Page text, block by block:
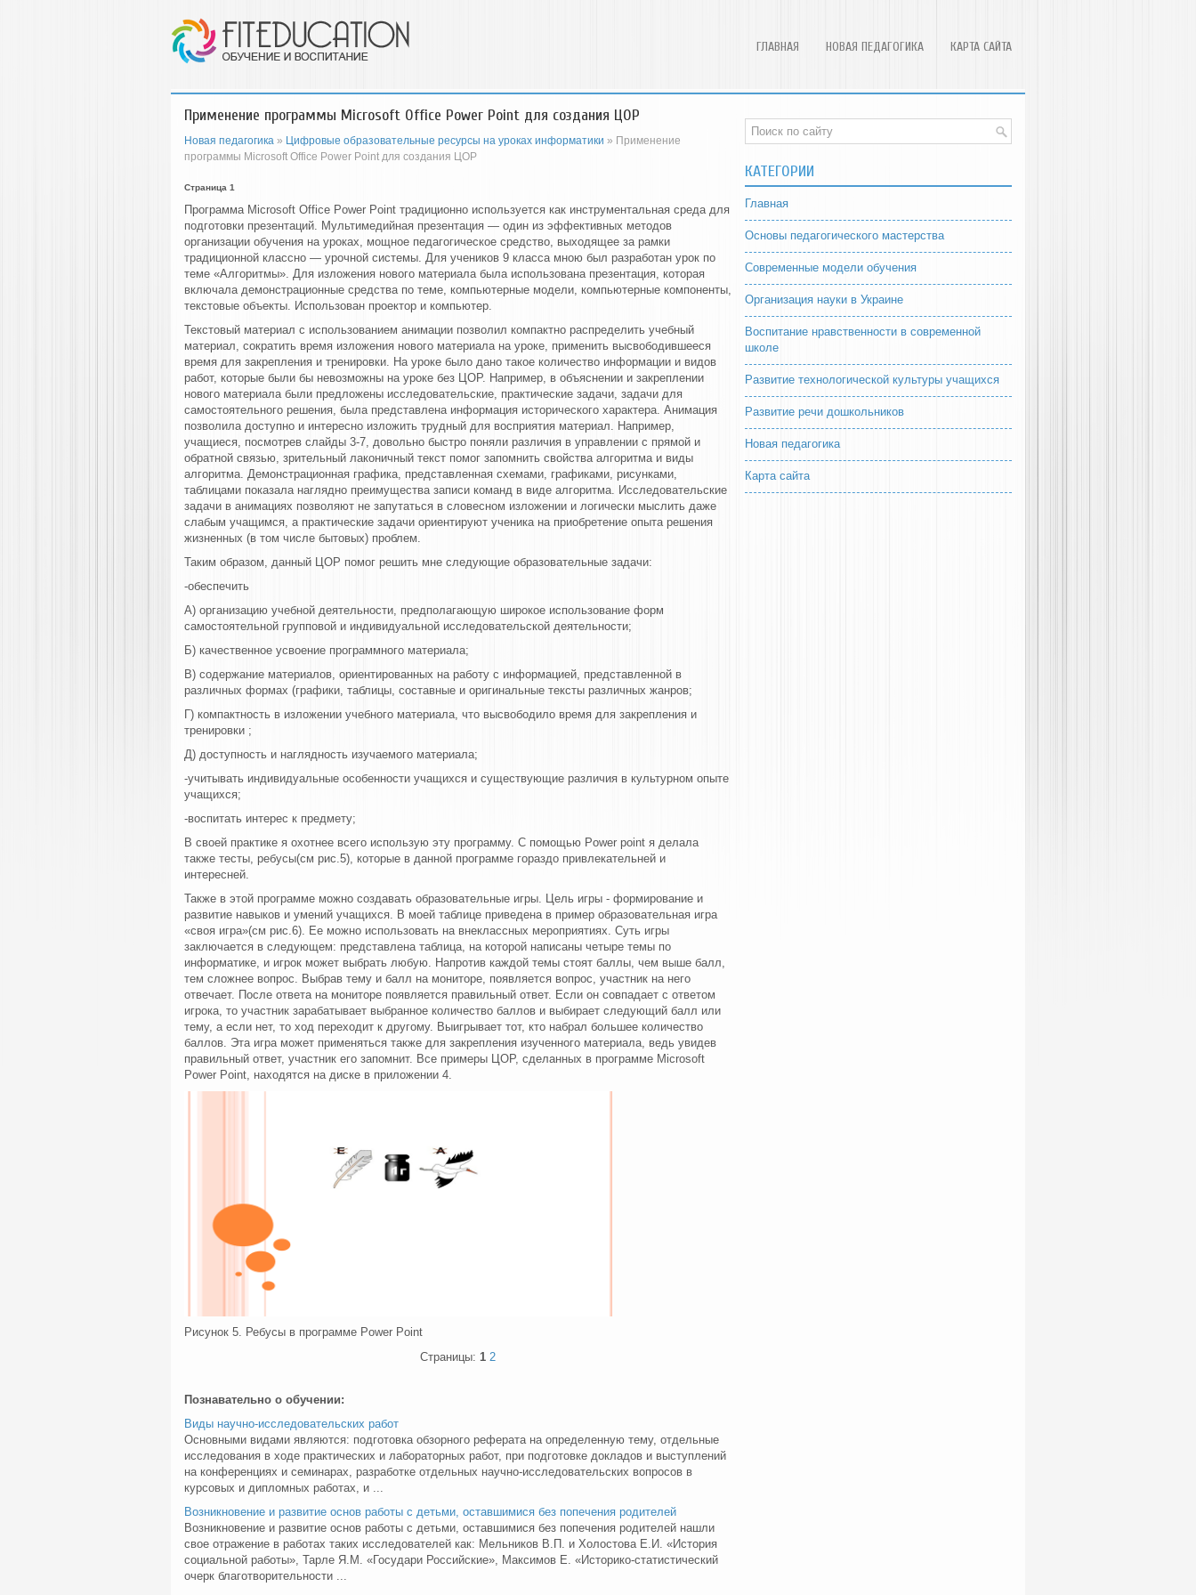
ГЛАВНАЯ НОВАЯ ПЕДАГОГИКА КАРТА САЙТА
Применение программы Microsoft Office Power Point для создания ЦОР
Новая педагогика » Цифровые образовательные ресурсы на уроках информатики » Применение
программы Microsoft Office Power Point для создания ЦОР
Страница 1
Программа Microsoft Office Power Point традиционно используется как инструментальная среда для
подготовки презентаций. Мультимедийная презентация — один из эффективных методов
организации обучения на уроках, мощное педагогическое средство, выходящее за рамки
традиционной классно — урочной системы. Для учеников 9 класса мною был разработан урок по
теме «Алгоритмы». Для изложения нового материала была использована презентация, которая
включала демонстрационные средства по теме, компьютерные модели, компьютерные компоненты,
текстовые объекты. Использован проектор и компьютер.
Текстовый материал с использованием анимации позволил компактно распределить учебный
материал, сократить время изложения нового материала на уроке, применить высвободившееся
время для закрепления и тренировки. На уроке было дано такое количество информации и видов
работ, которые были бы невозможны на уроке без ЦОР. Например, в объяснении и закреплении
нового материала были предложены исследовательские, практические задачи, задачи для
самостоятельного решения, была представлена информация исторического характера. Анимация
позволила доступно и интересно изложить трудный для восприятия материал. Например,
учащиеся, посмотрев слайды 3-7, довольно быстро поняли различия в управлении с прямой и
обратной связью, зрительный лаконичный текст помог запомнить свойства алгоритма и виды
алгоритма. Демонстрационная графика, представленная схемами, графиками, рисунками,
таблицами показала наглядно преимущества записи команд в виде алгоритма. Исследовательские
задачи в анимациях позволяют не запутаться в словесном изложении и логически мыслить даже
слабым учащимся, а практические задачи ориентируют ученика на приобретение опыта решения
жизненных (в том числе бытовых) проблем.
Таким образом, данный ЦОР помог решить мне следующие образовательные задачи:
-обеспечить
А) организацию учебной деятельности, предполагающую широкое использование форм
самостоятельной групповой и индивидуальной исследовательской деятельности;
Б) качественное усвоение программного материала;
В) содержание материалов, ориентированных на работу с информацией, представленной в
различных формах (графики, таблицы, составные и оригинальные тексты различных жанров;
Г) компактность в изложении учебного материала, что высвободило время для закрепления и
тренировки ;
Д) доступность и наглядность изучаемого материала;
-учитывать индивидуальные особенности учащихся и существующие различия в культурном опыте
учащихся;
-воспитать интерес к предмету;
В своей практике я охотнее всего использую эту программу. С помощью Power point я делала
также тесты, ребусы(см рис.5), которые в данной программе гораздо привлекательней и
интересней.
Также в этой программе можно создавать образовательные игры. Цель игры - формирование и
развитие навыков и умений учащихся. В моей таблице приведена в пример образовательная игра
«своя игра»(см рис.6). Ее можно использовать на внеклассных мероприятиях. Суть игры
заключается в следующем: представлена таблица, на которой написаны четыре темы по
информатике, и игрок может выбрать любую. Напротив каждой темы стоят баллы, чем выше балл,
тем сложнее вопрос. Выбрав тему и балл на мониторе, появляется вопрос, участник на него
отвечает. После ответа на мониторе появляется правильный ответ. Если он совпадает с ответом
игрока, то участник зарабатывает выбранное количество баллов и выбирает следующий балл или
тему, а если нет, то ход переходит к другому. Выигрывает тот, кто набрал большее количество
баллов. Эта игра может применяться также для закрепления изученного материала, ведь увидев
правильный ответ, участник его запомнит. Все примеры ЦОР, сделанных в программе Microsoft
Power Point, находятся на диске в приложении 4.
Рисунок 5. Ребусы в программе Power Point
Страницы: 1 2
Познавательно о обучении:
Виды научно-исследовательских работ
Основными видами являются: подготовка обзорного реферата на определенную тему, отдельные
исследования в ходе практических и лабораторных работ, при подготовке докладов и выступлений
на конференциях и семинарах, разработке отдельных научно-исследовательских вопросов в
курсовых и дипломных работах, и ...
Возникновение и развитие основ работы с детьми, оставшимися без попечения родителей
Возникновение и развитие основ работы с детьми, оставшимися без попечения родителей нашли
свое отражение в работах таких исследователей как: Мельников В.П. и Холостова Е.И. «История
социальной работы», Тарле Я.М. «Государи Российские», Максимов Е. «Историко-статистический
очерк благотворительности ...
КАТЕГОРИИ
Главная
Основы педагогического мастерства
Современные модели обучения
Организация науки в Украине
Воспитание нравственности в современной
школе
Развитие технологической культуры учащихся
Развитие речи дошкольников
Новая педагогика
Карта сайта